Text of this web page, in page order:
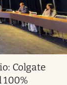
Colgate